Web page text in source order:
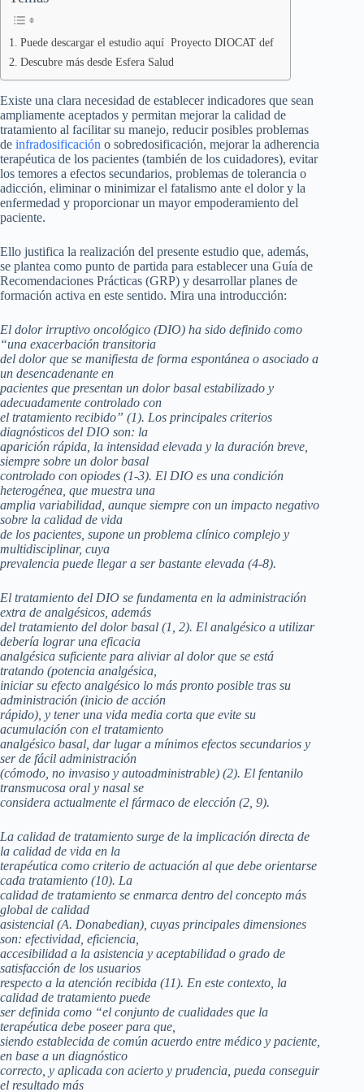
Puede descargar el estudio aquí Proyecto DIOCAT def
Descubre más desde Esfera Salud
Existe una clara necesidad de establecer indicadores que sean
ampliamente aceptados y permitan mejorar la calidad de
tratamiento al facilitar su manejo, reducir posibles problemas
de infradosificación o sobredosificación, mejorar la adherencia
terapéutica de los pacientes (también de los cuidadores), evitar
los temores a efectos secundarios, problemas de tolerancia o
adicción, eliminar o minimizar el fatalismo ante el dolor y la
enfermedad y proporcionar un mayor empoderamiento del
paciente.
Ello justifica la realización del presente estudio que, además,
se plantea como punto de partida para establecer una Guía de
Recomendaciones Prácticas (GRP) y desarrollar planes de
formación activa en este sentido. Mira una introducción:
El dolor irruptivo oncológico (DIO) ha sido definido como
“una exacerbación transitoria
del dolor que se manifiesta de forma espontánea o asociado a
un desencadenante en
pacientes que presentan un dolor basal estabilizado y
adecuadamente controlado con
el tratamiento recibido” (1). Los principales criterios
diagnósticos del DIO son: la
aparición rápida, la intensidad elevada y la duración breve,
siempre sobre un dolor basal
controlado con opiodes (1-3). El DIO es una condición
heterogénea, que muestra una
amplia variabilidad, aunque siempre con un impacto negativo
sobre la calidad de vida
de los pacientes, supone un problema clínico complejo y
multidisciplinar, cuya
prevalencia puede llegar a ser bastante elevada (4-8).
El tratamiento del DIO se fundamenta en la administración
extra de analgésicos, además
del tratamiento del dolor basal (1, 2). El analgésico a utilizar
debería lograr una eficacia
analgésica suficiente para aliviar al dolor que se está
tratando (potencia analgésica,
iniciar su efecto analgésico lo más pronto posible tras su
administración (inicio de acción
rápido), y tener una vida media corta que evite su
acumulación con el tratamiento
analgésico basal, dar lugar a mínimos efectos secundarios y
ser de fácil administración
(cómodo, no invasiso y autoadministrable) (2). El fentanilo
transmucosa oral y nasal se
considera actualmente el fármaco de elección (2, 9).
La calidad de tratamiento surge de la implicación directa de
la calidad de vida en la
terapéutica como criterio de actuación al que debe orientarse
cada tratamiento (10). La
calidad de tratamiento se enmarca dentro del concepto más
global de calidad
asistencial (A. Donabedian), cuyas principales dimensiones
son: efectividad, eficiencia,
accesibilidad a la asistencia y aceptabilidad o grado de
satisfacción de los usuarios
respecto a la atención recibida (11). En este contexto, la
calidad de tratamiento puede
ser definida como “el conjunto de cualidades que la
terapéutica debe poseer para que,
siendo establecida de común acuerdo entre médico y paciente,
en base a un diagnóstico
correcto, y aplicada con acierto y prudencia, pueda conseguir
el resultado más